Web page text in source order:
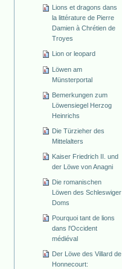
Lions et dragons dans
la littérature de Pierre
Damien à Chrétien de
Troyes
Lion or leopard
Löwen am
Münsterportal
Bemerkungen zum
Löwensiegel Herzog
Heinrichs
Die Türzieher des
Mittelalters
Kaiser Friedrich II. und
der Löwe von Anagni
Die romanischen
Löwen des Schleswiger
Doms
Pourquoi tant de lions
dans l'Occident
médiéval
Der Löwe des Villard de
Honnecourt: